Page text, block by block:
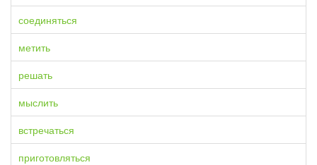
соединяться
метить
решать
мыслить
встречаться
приготовляться